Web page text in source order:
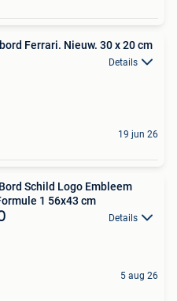
Ferrari. Nieuw. 30 x 20 cm
Details
19 jun 26
Schild Logo Embleem
1 56x43 cm
Details
5 aug 26